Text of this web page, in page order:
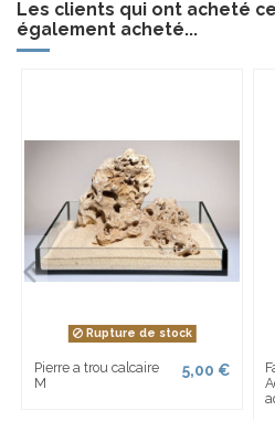
Les clients qui ont acheté
également acheté...
Rupture de stock
Pierre a trou calcaire
M
5,00 €